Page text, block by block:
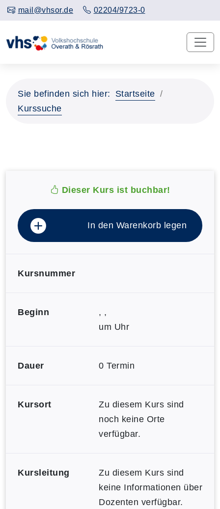
mail@vhsor.de 02204/9723-0
Sie befinden sich hier:
Startseite
Kurssuche
Dieser Kurs ist buchbar!
In den Warenkorb legen
Kursnummer
Beginn
, ,
um Uhr
Dauer 0 Termin
Kursort
Zu diesem Kurs sind
noch keine Orte
verfügbar.
Kursleitung
Zu diesem Kurs sind
keine Informationen über
Dozenten verfügbar.